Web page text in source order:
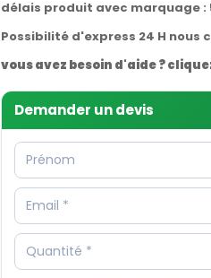
délais produit avec marquage :
Possibilité d'express 24 H nous
vous avez besoin d'aide ?
Demander un devis